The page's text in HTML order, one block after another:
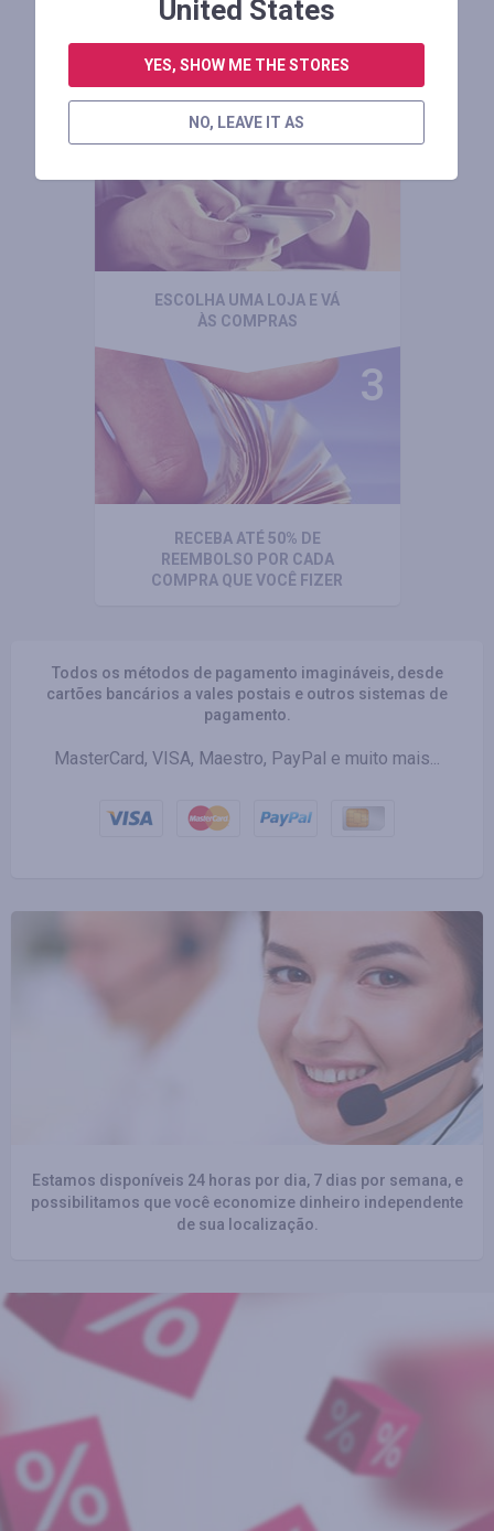
INSCREVA-SE NO NOSSO
ESCOLHA UMA LOJA E VÁ
ÀS COMPRAS
RECEBA ATÉ 50% DE
REEMBOLSO POR CADA
COMPRA QUE VOCÊ FIZER
Todos os métodos de pagamento imagináveis, desde
cartões bancários a vales postais e outros sistemas de
pagamento.
MasterCard, VISA, Maestro, PayPal e muito mais...
Estamos disponíveis 24 horas por dia, 7 dias por semana, e
possibilitamos que você economize dinheiro independente
de sua localização.
United States
YES, SHOW ME THE STORES
NO, LEAVE IT AS